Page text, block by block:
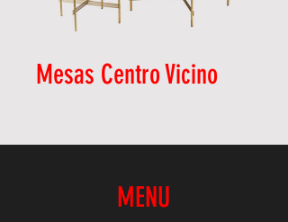
Mesas Centro Vicino
MENU